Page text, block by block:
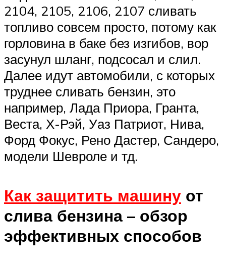
2104, 2105, 2106, 2107 сливать
топливо совсем просто, потому как
горловина в баке без изгибов, вор
засунул шланг, подсосал и слил.
Далее идут автомобили, с которых
труднее сливать бензин, это
например, Лада Приора, Гранта,
Веста, Х-Рэй, Уаз Патриот, Нива,
Форд Фокус, Рено Дастер, Сандеро,
модели Шевроле и тд.
Как защитить машину от
слива бензина – обзор
эффективных способов